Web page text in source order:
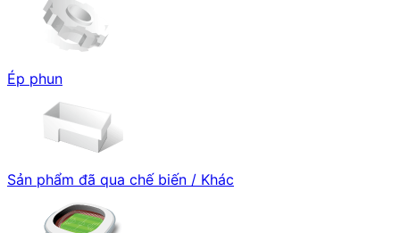
Ép phun
Sản phẩm đã qua chế biến / Khác